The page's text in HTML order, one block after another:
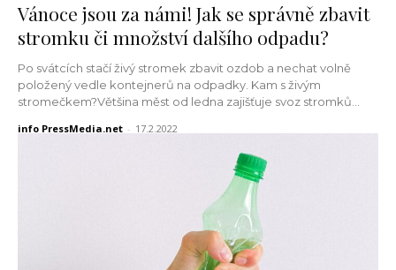
Vánoce jsou za námi! Jak se správně zbavit
stromku či množství dalšího odpadu?
Po svátcích stačí živý stromek zbavit ozdob a nechat volně
položený vedle kontejnerů na odpadky. Kam s živým
stromečkem?Většina měst od ledna zajišťuje svoz stromků...
info PressMedia.net - 17.2.2022